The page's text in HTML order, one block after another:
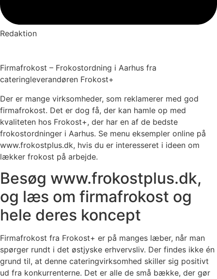
Redaktion
Firmafrokost – Frokostordning i Aarhus fra
cateringleverandøren Frokost+
Der er mange virksomheder, som reklamerer med god
firmafrokost. Det er dog få, der kan hamle op med
kvaliteten hos Frokost+, der har en af de bedste
frokostordninger i Aarhus. Se menu eksempler online på
www.frokostplus.dk, hvis du er interesseret i ideen om
lækker frokost på arbejde.
Besøg www.frokostplus.dk,
og læs om firmafrokost og
hele deres koncept
Firmafrokost fra Frokost+ er på manges læber, når man
spørger rundt i det østjyske erhvervsliv. Der findes ikke én
grund til, at denne cateringvirksomhed skiller sig positivt
ud fra konkurrenterne. Det er alle de små bække, der gør